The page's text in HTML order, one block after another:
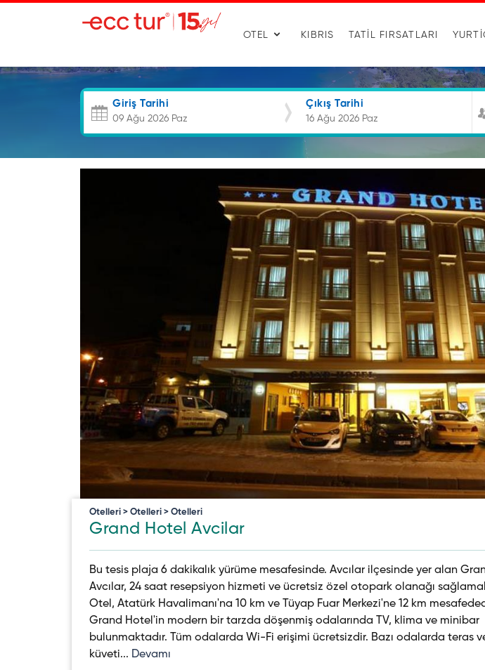
OTEL KIBRIS TATİL FIRSATLARI
Giriş Tarihi Çıkış Tarihi
Otelleri > Otelleri > Otelleri
Grand Hotel Avcilar
Bu tesis plaja 6 dakikalık yürüme mesafesinde. Avcılar ilçesinde yer alan
Avcılar, 24 saat resepsiyon hizmeti ve ücretsiz özel otopark olanağı
Otel, Atatürk Havalimanı'na 10 km ve Tüyap Fuar Merkezi'ne 12 km
Grand Hotel'in modern bir tarzda döşenmiş odalarında TV, klima ve minibar
bulunmaktadır. Tüm odalarda Wi-Fi erişimi ücretsizdir. Bazı odalarda teras
küveti... Devamı